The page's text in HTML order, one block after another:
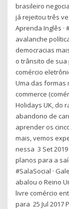
brasileiro
já rejeitou três
Aprenda Inglês ·
avalanche
democracias
o trânsito de sua
comércio
Uma das formas
commerce
Holidays UK, do
abandono de
aprender os
mais, vemos
nessa 3 Set
planos para a
#SalaSocial ·
abalou o Reino
livre comércio
para 25 Jul 2017